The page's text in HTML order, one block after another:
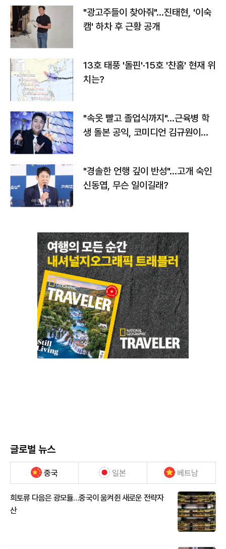
"광고주들이 찾아줘"…진태현, '이숙
캠' 하차 후 근황 공개
13호 태풍 '돌핀'·15호 '찬홈' 현재 위
치는?
"속옷 빨고 졸업식까지"…근육병 학
생 돌본 공익, 코미디언 김규원이었
"경솔한 언행 깊이 반성"…고개 숙인
신동엽, 무슨 일이길래?
글로벌 뉴스
중국 일본 베트남
희토류 다음은 광모듈…중국이 움켜쥔 새로운 전략자
산